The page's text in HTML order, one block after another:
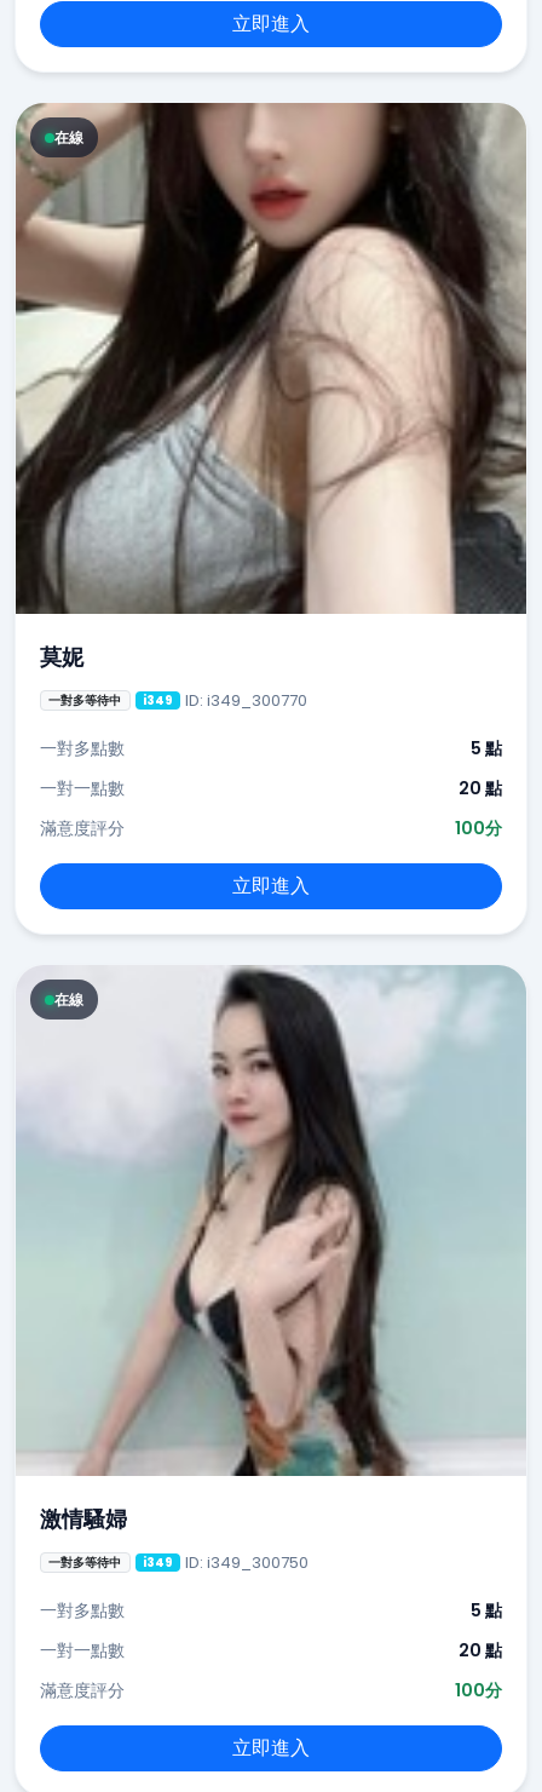
立即進入
在線
莫妮
一對多等待中 i349 ID: i349_300770
一對多點數
5 點
一對一點數
20 點
滿意度評分
100分
立即進入
在線
激情騷婦
一對多等待中 i349 ID: i349_300750
一對多點數
5 點
一對一點數
20 點
滿意度評分
100分
立即進入